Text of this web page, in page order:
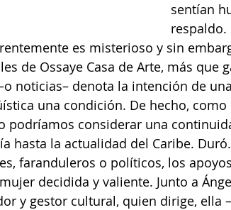
sentían
respaldo.
es misterioso y sin
de Ossaye Casa de Arte, más que
–o noticias– denota la intención de
una condición. De hecho,
podríamos considerar una
hasta la actualidad del Caribe.
faranduleros o políticos, los
mujer decidida y valiente. Junto a
y gestor cultural, quien dirige, ella